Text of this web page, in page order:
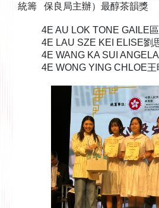
統籌 保良局主辦）最醇茶韻獎
4E AU LOK TONE GAILE
4E LAU SZE KEI ELISE劉
4E WANG KA SUI
4E WONG YING CHLOE王